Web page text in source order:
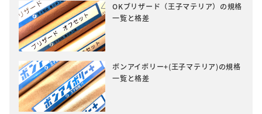
OKブリザード（王子マテリア）の規格
一覧と格差
ボンアイボリー+(王子マテリア)の規格
一覧と格差